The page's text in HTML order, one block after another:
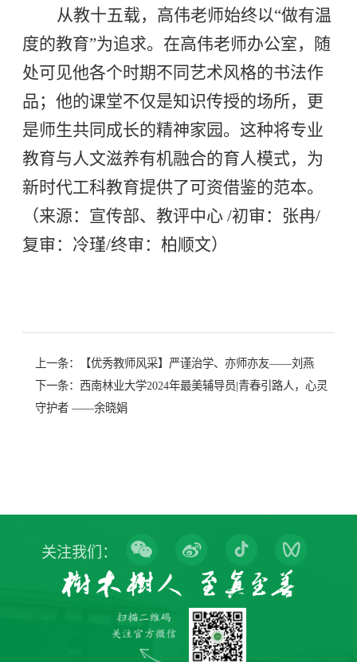
从教十五载，高伟老师始终以“做有温
度的教育”为追求。在高伟老师办公室，随
处可见他各个时期不同艺术风格的书法作
品；他的课堂不仅是知识传授的场所，更
是师生共同成长的精神家园。这种将专业
教育与人文滋养有机融合的育人模式，为
新时代工科教育提供了可资借鉴的范本。
（来源：宣传部、教评中心 /初审：张冉/
复审：冷瑾/终审：柏顺文）
上一条：
【优秀教师风采】严谨治学、亦师亦友——刘燕
下一条： 西南林业大学2024年最美辅导员|青春引路人，心灵
守护者 ——余晓娟
关注我们：